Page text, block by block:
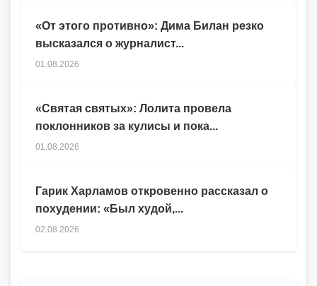
Гарик Харламов откровенно рассказал о
похудении: «Был худой,...
02.08.2026
«От этого противно»: Дима Билан резко
высказался о журналист...
01.08.2026
«Святая святых»: Лолита провела
поклонников за кулисы и пока...
01.08.2026